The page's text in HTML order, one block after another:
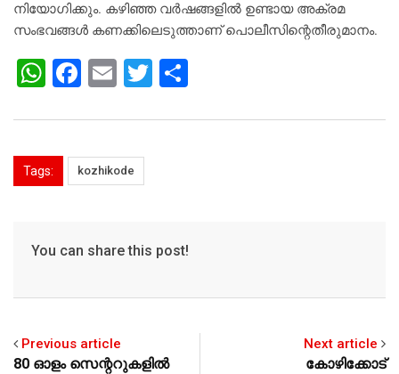
നിയോഗിക്കും. കഴിഞ്ഞ വര്‍ഷങ്ങളില്‍ ഉണ്ടായ അക്രമ
സംഭവങ്ങള്‍ കണക്കിലെടുത്താണ് പൊലീസിന്റെതീരുമാനം.
W
at
s
A
p
F
c
e
b
o
E
ai
l
T
tt ar
Tags: kozhikode
You can share this post!
Previous article
80 ഓളം സെന്ററുകളില്‍
Next article
കോഴിക്കോട്